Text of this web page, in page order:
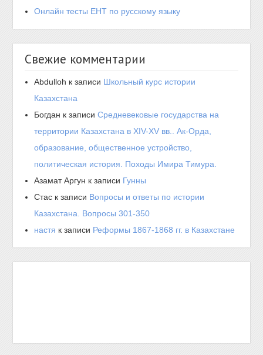
Онлайн тесты ЕНТ по русскому языку
Свежие комментарии
Abdulloh к записи Школьный курс истории
Казахстана
Богдан к записиСредневековые государства на
территории Казахстана в XIV-XV вв.. Ак-Орда,
образование, общественное устройство,
политическая история. Походы Имира Тимура.
Азамат Аргун к записи Гунны
Стас к записи Вопросы и ответы по истории
Казахстана. Вопросы 301-350
настя к записи Реформы 1867-1868 гг. в Казахстане